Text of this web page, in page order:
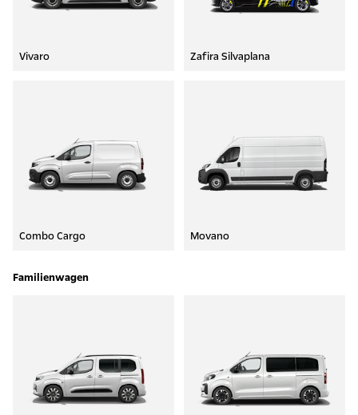
Vivaro Zafira Silvaplana
Combo Cargo Movano
Familienwagen